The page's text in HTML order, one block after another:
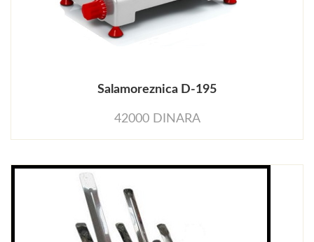
Salamoreznica D-195
42000 DINARA